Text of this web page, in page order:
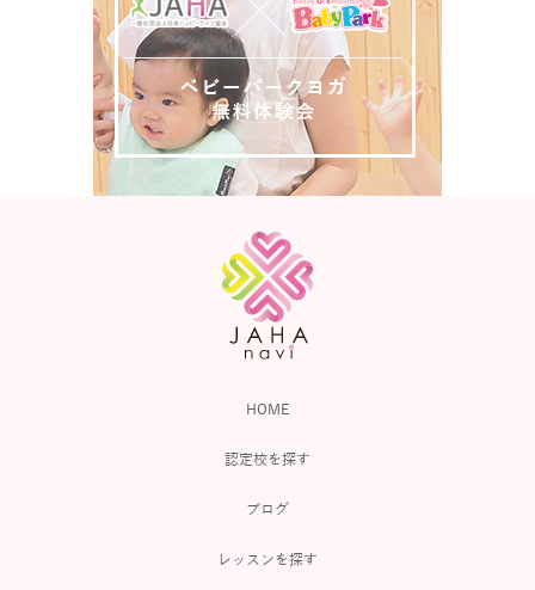
HOME
認定校を探す
ブログ
レッスンを探す